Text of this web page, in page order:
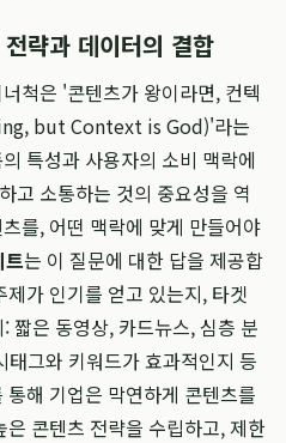
략과 데이터의 결합
척은 '콘텐츠가 왕이라면, 컨텍
but Context is God)'라는
특성과 사용자의 소비 맥락에
고 소통하는 것의 중요성을 역
를, 어떤 맥락에 맞게 만들어야
는 이 질문에 대한 답을 제공합
가 인기를 얻고 있는지, 타겟
짧은 동영상, 카드뉴스, 심층 분
그와 키워드가 효과적인지 등
해 기업은 막연하게 콘텐츠를
콘텐츠 전략을 수립하고, 제한